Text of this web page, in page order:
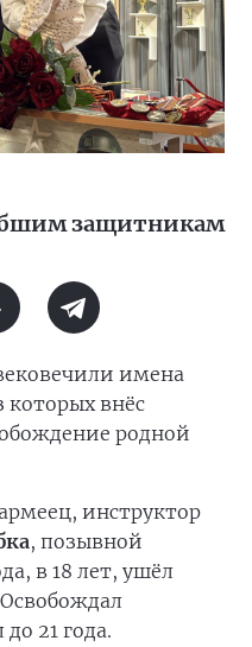
защитникам
имена
внёс
родной
инструктор
, позывной
в 18 лет, ушёл
21 года.